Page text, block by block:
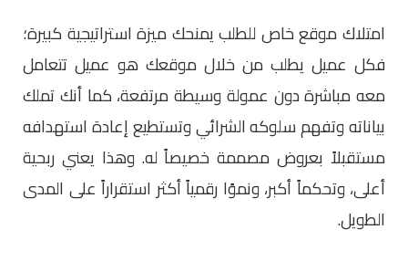
امتلاك موقع خاص للطلب يمنحك ميزة استراتيجية كبيرة؛
فكل عميل يطلب من خلال موقعك هو عميل تتعامل
معه مباشرة دون عمولة وسيطة مرتفعة، كما أنك تملك
بياناته وتفهم سلوكه الشرائي وتستطيع إعادة استهدافه
مستقبلاً بعروض مصممة خصيصاً له. وهذا يعني ربحية
أعلى، وتحكماً أكبر، ونموًا رقمياً أكثر استقراراً على المدى
الطويل.